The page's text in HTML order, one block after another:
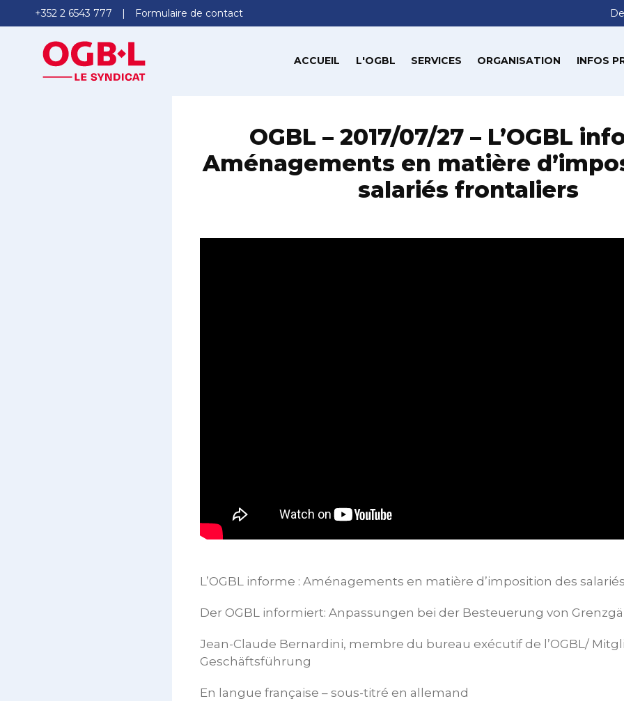
+352 2 6543 777 Formulaire de contact
ACCUEIL L'OGBL SERVICES ORGANISATION INFOS
OGBL – 2017/07/27 – L’OGBL
Aménagements en matière
salariés frontaliers
L’OGBL informe : Aménagements en matière d’imposition des
Der OGBL informiert: Anpassungen bei der Besteuerung von
Jean-Claude Bernardini, membre du bureau exécutif de l’OGBL/
Geschäftsführung
En langue française – sous-titré en allemand